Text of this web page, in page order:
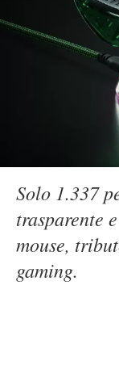
Solo 1.337
trasparente
mouse,
gaming.